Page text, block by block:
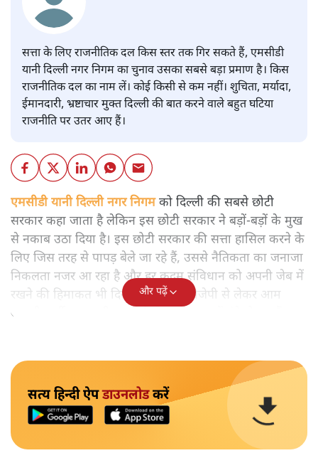
सत्ता के लिए राजनीतिक दल किस स्तर तक गिर सकते हैं, एमसीडी
यानी दिल्ली नगर निगम का चुनाव उसका सबसे बड़ा प्रमाण है। किस
राजनीतिक दल का नाम लें। कोई किसी से कम नहीं। शुचिता, मर्यादा,
ईमानदारी, भ्रष्टाचार मुक्त दिल्ली की बात करने वाले बहुत घटिया
राजनीति पर उतर आए हैं।
एमसीडी यानी दिल्ली नगर निगमको दिल्ली की सबसे छोटी
सरकार कहा जाता है लेकिन इस छोटी सरकार ने बड़ों-बड़ों के मुख
से नकाब उठा दिया है। इस छोटी सरकार की सत्ता हासिल करने के
लिए जिस तरह से पापड़ बेले जा रहे हैं, उससे नैतिकता का जनाजा
निकलता नजर आ रहा है और हर कदम संविधान को अपनी जेब में
रखने की हिमाकत भी दिखाई दे रही है। बीजेपी से लेकर आम
आदमी पार्टी तक सभी एमसीडी के इस हमाम में नंगे हो गए हैं।
और पढ़ें
सत्य हिन्दी ऐपडाउनलोडकरें